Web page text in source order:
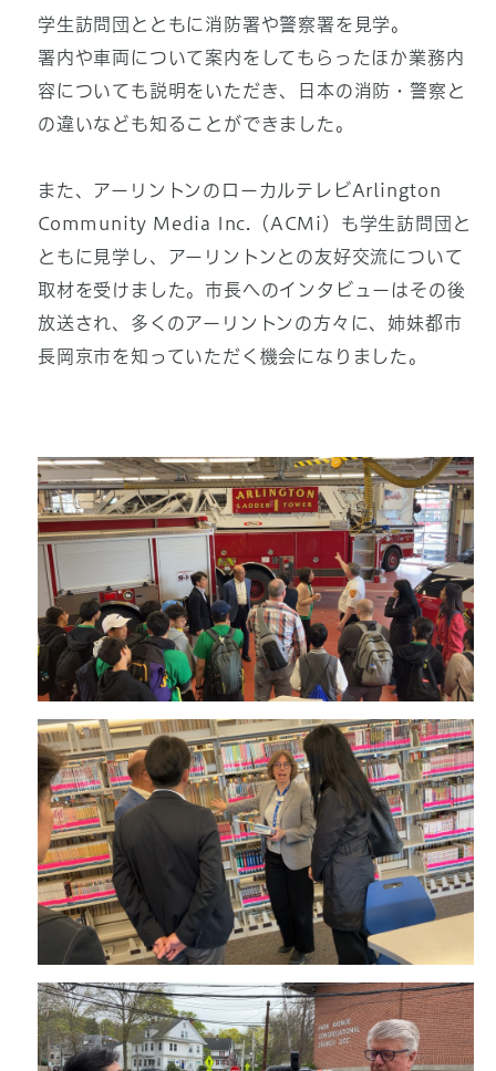
学生訪問団とともに消防署や警察署を見学。
署内や車両について案内をしてもらったほか業務内
容についても説明をいただき、日本の消防・警察と
の違いなども知ることができました。
また、アーリントンのローカルテレビArlington
Community Media Inc.（ACMi）も学生訪問団と
ともに見学し、アーリントンとの友好交流について
取材を受けました。市長へのインタビューはその後
放送され、多くのアーリントンの方々に、姉妹都市
長岡京市を知っていただく機会になりました。